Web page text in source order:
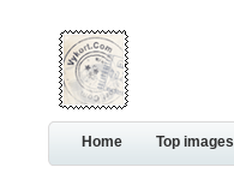
Home Top images